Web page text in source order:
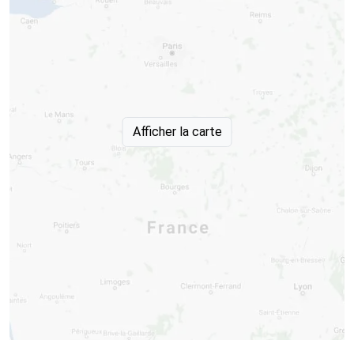
Afficher la carte